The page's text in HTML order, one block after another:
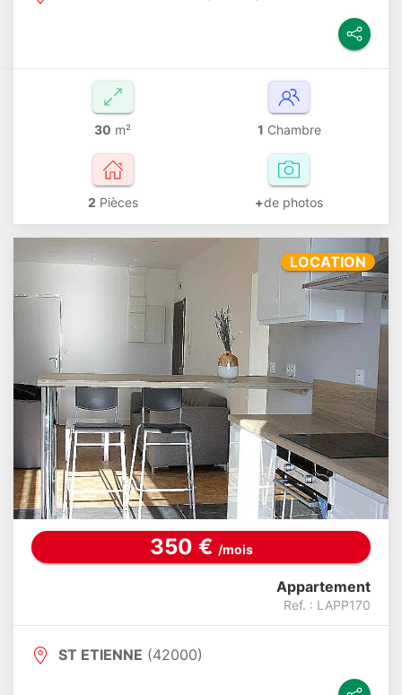
30 m² 1 Chambre
2 Pièces +de photos
LOCATION
350 € /mois
Appartement
Ref. : LAPP170
ST ETIENNE (42000)